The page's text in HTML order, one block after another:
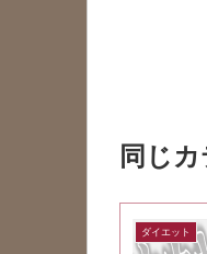
同じ
ダイエット